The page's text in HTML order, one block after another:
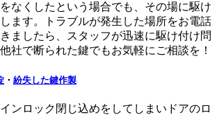
なくしたという場合でも、その場に駆け
ます。トラブルが発生した場所をお電話
ましたら、スタッフが迅速に駆け付け問
社で断られた鍵でもお気軽にご相談を！
・紛失した鍵作製
ンロック閉じ込めをしてしまいドアのロ